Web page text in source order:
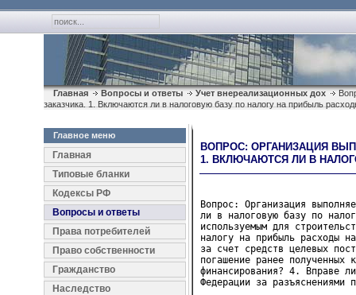
Главная Вопросы и ответы Учет внереализационных дох
заказчика. 1. Включаются ли в налоговую базу по налогу на прибыль
Главное меню
Главная
Типовые бланки
Кодексы РФ
Вопросы и ответы
Права потребителей
Право собственности
Гражданство
Наследство
ВОПРОС: ОРГАНИЗАЦИЯ
1. ВКЛЮЧАЮТСЯ ЛИ В
Вопрос: Организация
ли в налоговую базу по
используемым для
налогу на прибыль расходы
за счет средств целевых
погашение ранее полученных
финансирования? 4. Вправе
Федерации за разъяснениями